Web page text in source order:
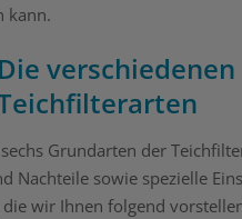
kann.
Die verschiedenen
Grundarten der
Nachteile sowie spezielle
die wir Ihnen folgend